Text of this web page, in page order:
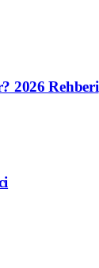
2026 Rehberi